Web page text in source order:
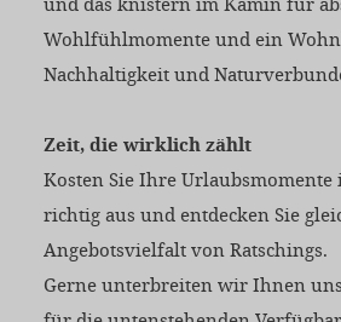
Wohlfühlmomente und ein
Nachhaltigkeit und
Zeit, die wirklich zählt
Kosten Sie Ihre Urlaubsmomente
richtig aus und entdecken Sie
Angebotsvielfalt von Ratschings.
Gerne unterbreiten wir Ihnen